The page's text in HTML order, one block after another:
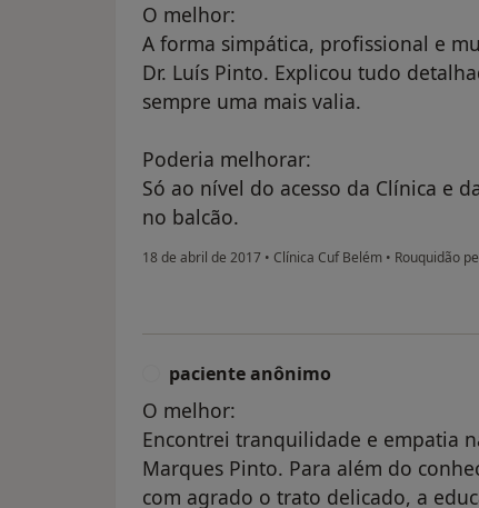
O melhor:
A forma simpática, profissional e
Dr. Luís Pinto. Explicou tudo
sempre uma mais valia.
Poderia melhorar:
Só ao nível do acesso da Clínica e
no balcão.
18 de abril de 2017 • Clínica Cuf Belém • Rouquidão
paciente anônimo
O melhor:
Encontrei tranquilidade e empatia
Marques Pinto. Para além do
com agrado o trato delicado, a